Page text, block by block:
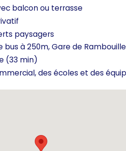
balcon ou terrasse
paysagers
à 250m, Gare de
(33 min)
des écoles et des